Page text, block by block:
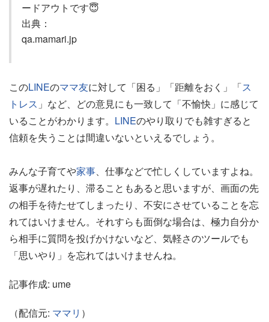
ードアウトです😇
出典：
qa.mamari.jp
このLINEのママ友に対して「困る」「距離をおく」「ス
トレス 」など、どの意見にも一致して「不愉快」に感じて
いることがわかります。 LINEのやり取りでも雑すぎると
信頼を失うことは間違いないといえるでしょう。
みんな子育てや家事、仕事などで忙しくしていますよね。
返事が遅れたり、滞ることもあると思いますが、画面の先
の相手を待たせてしまったり、不安にさせていることを忘
れてはいけません。それすらも面倒な場合は、極力自分か
ら相手に質問を投げかけないなど、気軽さのツールでも
「思いやり」を忘れてはいけませんね。
記事作成: ume
（配信元: ママリ ）